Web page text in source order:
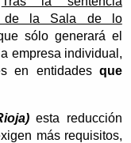
de la Sala de lo
sólo generará el
empresa individual,
en entidades que
esta reducción
más requisitos,